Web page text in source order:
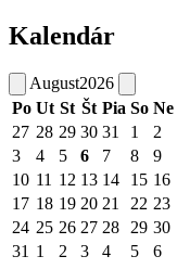
Kalendár
August2026
Po Ut St Št Pia So Ne
27 28 29 30 31 1
2
3
4 5 6 7 8
9
10 11 12 13 14 15 16
17 18 19 20 21 22 23
24 25 26 27 28 29 30
31 1 2 3 4 5 6